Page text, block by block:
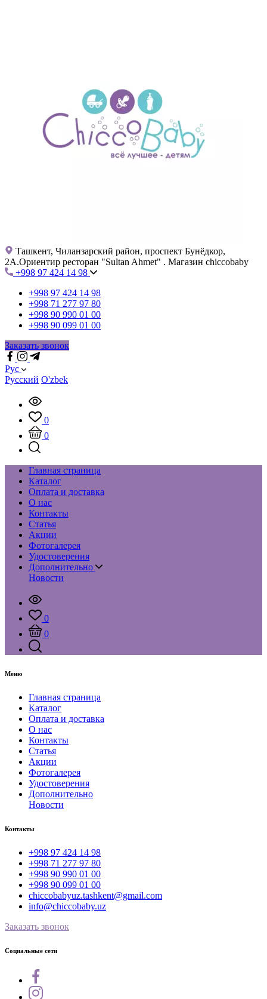
Ташкент, Чиланзарский район, проспект Бунёдкор,
2А.Ориентир ресторан "Sultan Ahmet" . Магазин chiccobaby
+998 97 424 14 98
+998 97 424 14 98
+998 71 277 97 80
+998 90 990 01 00
+998 90 099 01 00
Заказать звонок
Рус
Русский O'zbek
0
0
Главная страница
Каталог
Оплата и доставка
О нас
Контакты
Статья
Акции
Фотогалерея
Удостоверения
Дополнительно
Новости
0
0
Меню
Главная страница
Каталог
Оплата и доставка
О нас
Контакты
Статья
Акции
Фотогалерея
Удостоверения
Дополнительно
Новости
Контакты
+998 97 424 14 98
+998 71 277 97 80
+998 90 990 01 00
+998 90 099 01 00
chiccobabyuz.tashkent@gmail.com
info@chiccobaby.uz
Заказать звонок
Социальные сети